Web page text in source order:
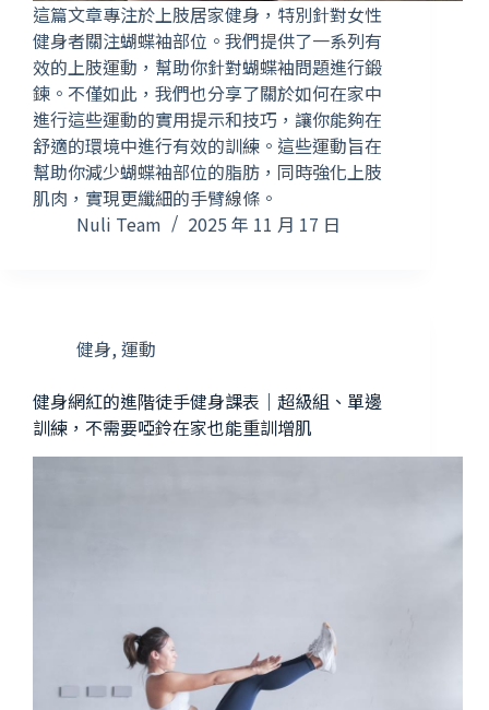
這篇文章專注於上肢居家健身，特別針對女性
健身者關注蝴蝶袖部位。我們提供了一系列有
效的上肢運動，幫助你針對蝴蝶袖問題進行鍛
鍊。不僅如此，我們也分享了關於如何在家中
進行這些運動的實用提示和技巧，讓你能夠在
舒適的環境中進行有效的訓練。這些運動旨在
幫助你減少蝴蝶袖部位的脂肪，同時強化上肢
肌肉，實現更纖細的手臂線條。
Nuli Team
2025 年 11 月 17 日
健身, 運動
健身網紅的進階徒手健身課表｜超級組、單邊
訓練，不需要啞鈴在家也能重訓增肌